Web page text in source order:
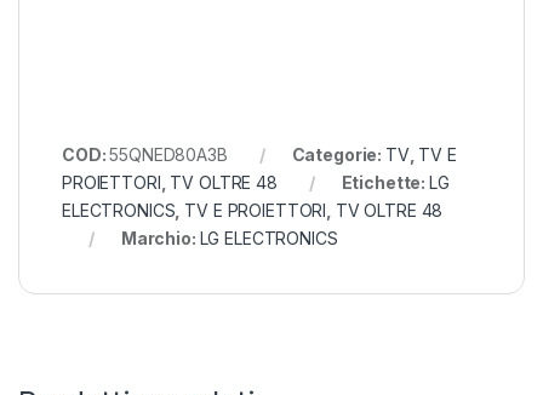
COD:55QNED80A3B Categorie: TV, TV E
PROIETTORI TV OLTRE 48 Etichette: LG
ELECTRONICS TV E PROIETTORI TV OLTRE 48
Marchio: LG ELECTRONICS